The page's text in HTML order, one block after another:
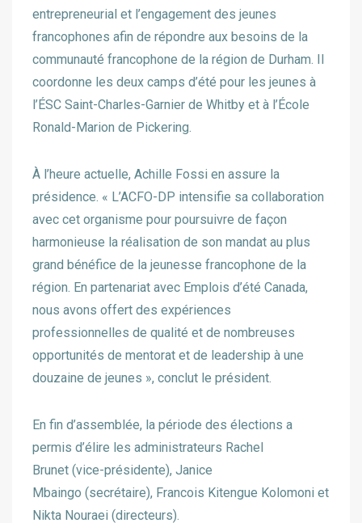
entrepreneurial et l’engagement des jeunes
francophones afin de répondre aux besoins de la
communauté francophone de la région de Durham. Il
coordonne les deux camps d’été pour les jeunes à
l’ÉSC Saint-Charles-Garnier de Whitby et à l’École
Ronald-Marion de Pickering.
À l’heure actuelle, Achille Fossi en assure la
présidence. « L’ACFO-DP intensifie sa collaboration
avec cet organisme pour poursuivre de façon
harmonieuse la réalisation de son mandat au plus
grand bénéfice de la jeunesse francophone de la
région. En partenariat avec Emplois d’été Canada,
nous avons offert des expériences
professionnelles de qualité et de nombreuses
opportunités de mentorat et de leadership à une
douzaine de jeunes », conclut le président.
En fin d’assemblée, la période des élections a
permis d’élire les administrateurs Rachel
Brunet (vice-présidente), Janice
Mbaingo (secrétaire), Francois Kitengue Kolomoni et
Nikta Nouraei (directeurs).